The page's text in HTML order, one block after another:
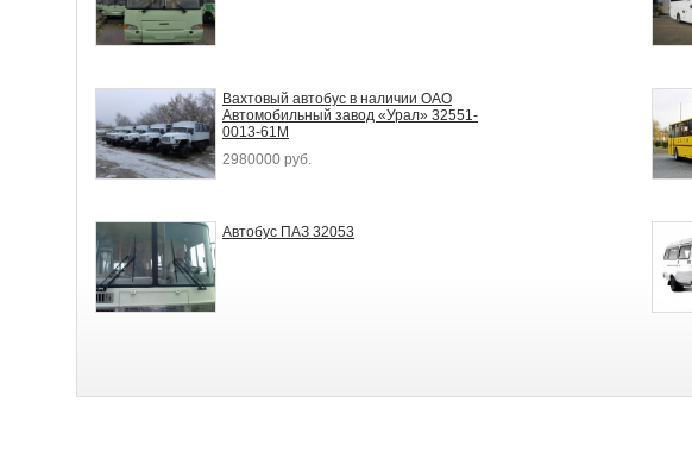
Вахтовый автобус в наличии ОАО
Автомобильный завод «Урал» 32551-
0013-61М
2980000 руб.
Автобус ПАЗ 32053